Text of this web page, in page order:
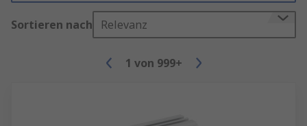
Sortieren nach Relevanz
1 von 999+